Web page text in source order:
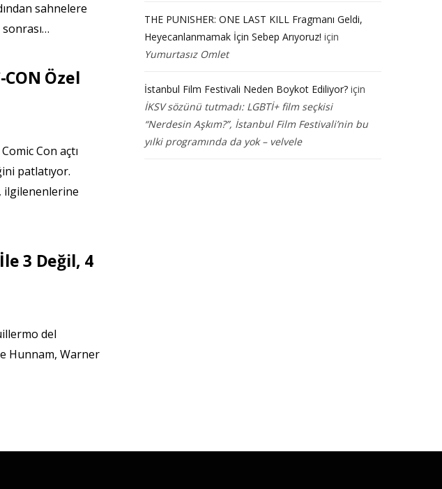
sahnelere
CON Özel
Con açtı
patlatıyor.
ilgilenenlerine
3 Değil, 4
del
Hunnam, Warner
THE PUNISHER: ONE LAST KILL Fragmanı Geldi,
Heyecanlanmamak İçin Sebep Arıyoruz! için
Yumurtasız Omlet
İstanbul Film Festivali Neden Boykot Ediliyor? için
İKSV sözünü tutmadı: LGBTİ+ film seçkisi
“Nerdesin Aşkım?”, İstanbul Film Festivali’nin bu
yılki programında da yok – velvele